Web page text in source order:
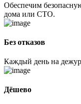
Обеспечим
дома или СТО.
Без отказов
Каждый день на
Дёшево